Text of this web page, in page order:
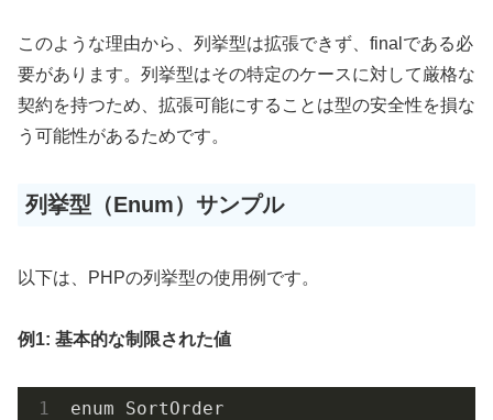
このような理由から、列挙型は拡張できず、finalである必
要があります。列挙型はその特定のケースに対して厳格な
契約を持つため、拡張可能にすることは型の安全性を損な
う可能性があるためです。
列挙型（Enum）サンプル
以下は、PHPの列挙型の使用例です。
例1: 基本的な制限された値
enum SortOrder